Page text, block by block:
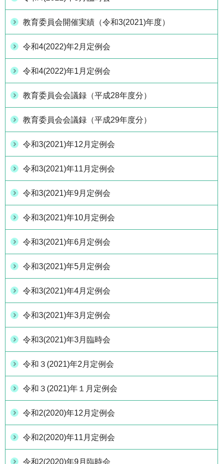
教育委員会開催実績（令和3(2021)年度）
令和4(2022)年2月定例会
令和4(2022)年1月定例会
教育委員会会議録（平成28年度分）
教育委員会会議録（平成29年度分）
令和3(2021)年12月定例会
令和3(2021)年11月定例会
令和3(2021)年9月定例会
令和3(2021)年10月定例会
令和3(2021)年6月定例会
令和3(2021)年5月定例会
令和3(2021)年4月定例会
令和3(2021)年3月定例会
令和3(2021)年3月臨時会
令和３(2021)年2月定例会
令和３(2021)年１月定例会
令和2(2020)年12月定例会
令和2(2020)年11月定例会
令和2(2020)年9月臨時会